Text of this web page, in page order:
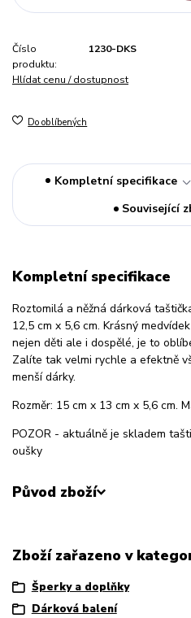
Číslo
produktu:
1230-DKS
Hlídat cenu / dostupnost
Do oblíbených
Kompletní specifikace
Související
Kompletní specifikace
Roztomilá a něžná dárková
12,5 cm x 5,6 cm. Krásný
nejen děti ale i dospělé, je to
Zalíte tak velmi rychle a efektně
menší dárky.
Rozměr: 15 cm x 13 cm x 5,6 cm.
POZOR - aktuálně je skladem
oušky
Původ zboží
Zboží zařazeno v
Šperky a doplňky
Dárková balení